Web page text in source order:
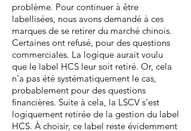
problème. Pour continuer à être
labellisées, nous avons demandé à ces
marques de se retirer du marché chinois.
Certaines ont refusé, pour des questions
commerciales. La logique aurait voulu
que le label HCS leur soit retiré. Or, cela
n’a pas été systématiquement le cas,
probablement pour des questions
financières. Suite à cela, la LSCV s’est
logiquement retirée de la gestion du label
HCS. À choisir, ce label reste évidemment